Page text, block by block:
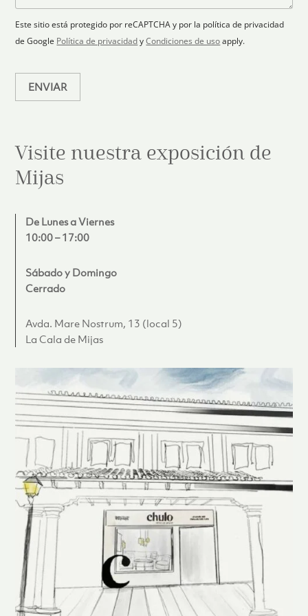
+
1
n
i
c
o
o
e
Este sitio está protegido por reCAPTCHA y por la política de privacidad
de Google Política de privacidad yCondiciones de uso apply.
ENVIAR
Visite nuestra exposición de
Mijas
De Lunes a Viernes
10:00 – 17:00
Sábado y Domingo
Cerrado
Avda. Mare Nostrum, 13 (local 5)
La Cala de Mijas